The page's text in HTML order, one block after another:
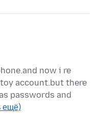
now i re
account.but there
passwords and
ещё)